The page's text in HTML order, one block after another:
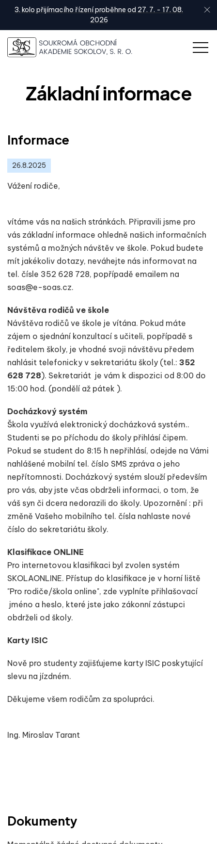
3. kolo přijímacího řízení proběhne od 27. 7. - 17. 08.
2026
Základní informace
Informace
26.8.2025
Vážení rodiče,
vítáme vás na našich stránkách. Připravili jsme pro
vás základní informace ohledně našich informačních
systémů a možných návštěv ve škole. Pokud budete
mít jakékoliv dotazy, neváhejte nás informovat na
tel. čísle 352 628 728, popřípadě emailem na
soas@e-soas.cz.
Návštěva rodičů ve škole
Návštěva rodičů ve škole je vítána. Pokud máte
zájem o sjednání konzultací s učiteli, popřípadě s
ředitelem školy, je vhodné svoji návštěvu předem
nahlásit telefonicky v sekretariátu školy (tel.: 352
628 728). Sekretariát je vám k dispozici od 8:00 do
15:00 hod. (pondělí až pátek ).
Docházkový systém
Škola využívá elektronický docházková systém..
Studenti se po příchodu do školy přihlásí čipem.
Pokud se student do 8:15 h nepřihlásí, odejde na Vámi
nahlášené mobilní tel. číslo SMS zpráva o jeho
nepřítomnosti. Docházkový systém slouží především
pro vás, aby jste včas obdrželi informaci, o tom, že
váš syn či dcera nedorazili do školy. Upozornění : při
změně Vašeho mobilního tel. čísla nahlaste nové
číslo do sekretariátu školy.
Klasifikace ONLINE
Pro internetovou klasifikaci byl zvolen systém
SKOLAONLINE. Přístup do klasifikace je v horní liště
"Pro rodiče/škola online", zde vyplníte přihlašovací
jméno a heslo, které jste jako zákonní zástupci
obdrželi od školy.
Karty ISIC
Nově pro studenty zajišťujeme karty ISIC poskytující
slevu na jízdném.
Děkujeme všem rodičům za spolupráci.
Ing. Miroslav Tarant
Dokumenty